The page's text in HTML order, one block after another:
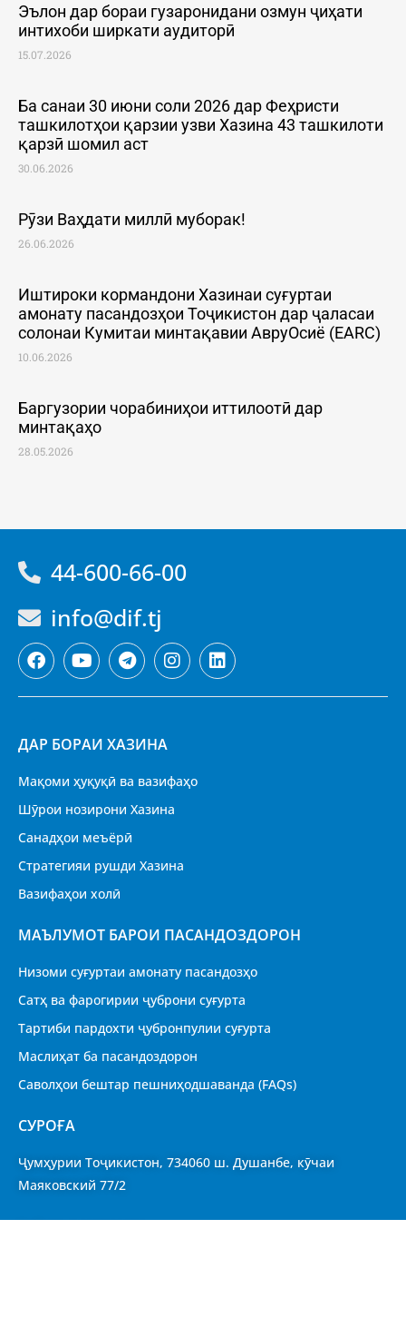
Эълон дар бораи гузаронидани озмун ҷиҳати
интихоби ширкати аудиторӣ
15.07.2026
Ба санаи 30 июни соли 2026 дар Феҳристи
ташкилотҳои қарзии узви Хазина 43 ташкилоти
қарзӣ шомил аст
30.06.2026
Рӯзи Ваҳдати миллӣ муборак!
26.06.2026
Иштироки кормандони Хазинаи суғуртаи
амонату пасандозҳои Тоҷикистон дар ҷаласаи
солонаи Кумитаи минтақавии АвруОсиё (EARC)
10.06.2026
Баргузории чорабиниҳои иттилоотӣ дар
минтақаҳо
28.05.2026
44-600-66-00
info@dif.tj
ДАР БОРАИ ХАЗИНА
Мақоми ҳуқуқӣ ва вазифаҳо
Шӯрои нозирони Хазина
Санадҳои меъёрӣ
Стратегияи рушди Хазина
Вазифаҳои холӣ
МАЪЛУМОТ БАРОИ ПАСАНДОЗДОРОН
Низоми суғуртаи амонату пасандозҳо
Сатҳ ва фарогирии ҷуброни суғурта
Тартиби пардохти ҷубронпулии суғурта
Маслиҳат ба пасандоздорон
Саволҳои бештар пешниҳодшаванда (FAQs)
CУРОҒА
Ҷумҳурии Тоҷикистон, 734060 ш. Душанбе, кӯчаи
Маяковский 77/2